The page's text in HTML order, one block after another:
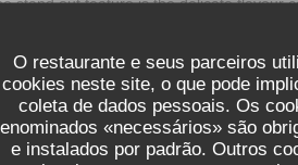
O restaurante e seus parceiros
cookies neste site, o que pode
coleta de dados pessoais. Os
«necessários» são
e instalados por padrão. Outros
way to start our visit to Paris. I fully
of your way to experience. Thanks for a